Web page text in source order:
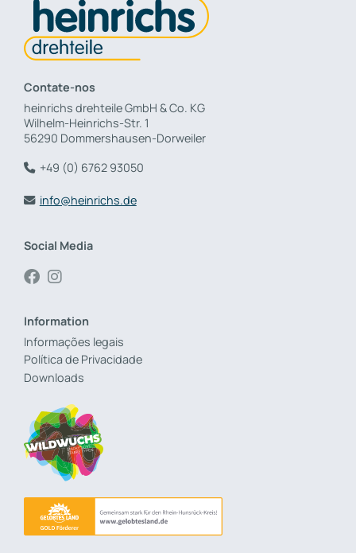
Contate-nos
heinrichs drehteile GmbH & Co. KG
Wilhelm-Heinrichs-Str. 1
56290 Dommershausen-Dorweiler
+49 (0) 6762 93050
info@heinrichs.de
Social Media
Information
Informações legais
Política de Privacidade
Downloads